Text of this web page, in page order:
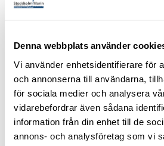
Denna webbplats använder
Vi använder enhetsidentifierare för
och annonserna till användarna,
för sociala medier och analysera
vidarebefordrar även sådana
information från din enhet till de
annons- och analysföretag som vi